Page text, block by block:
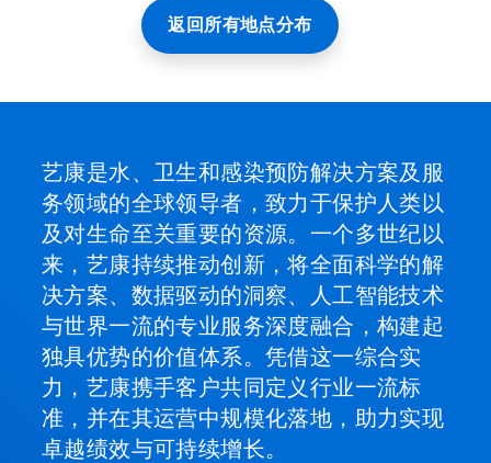
返回所有地点分布
艺康是水、卫生和感染预防解决方案及服
务领域的全球领导者，致力于保护人类以
及对生命至关重要的资源。一个多世纪以
来，艺康持续推动创新，将全面科学的解
决方案、数据驱动的洞察、人工智能技术
与世界一流的专业服务深度融合，构建起
独具优势的价值体系。凭借这一综合实
力，艺康携手客户共同定义行业一流标
准，并在其运营中规模化落地，助力实现
卓越绩效与可持续增长。